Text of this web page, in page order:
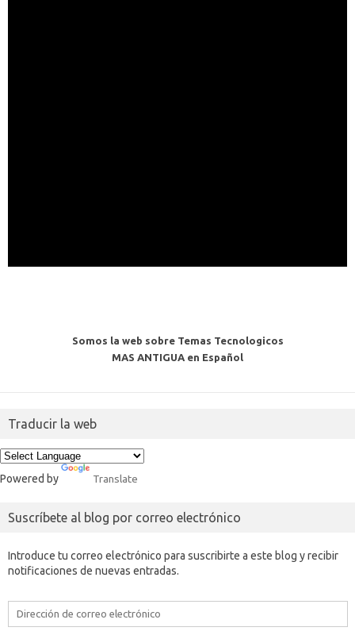
Somos la web sobre Temas Tecnologicos
MAS ANTIGUA en Español
Traducir la web
Powered by Translate
Suscríbete al blog por correo electrónico
Introduce tu correo electrónico para suscribirte a este blog y recibir
notificaciones de nuevas entradas.
Dirección